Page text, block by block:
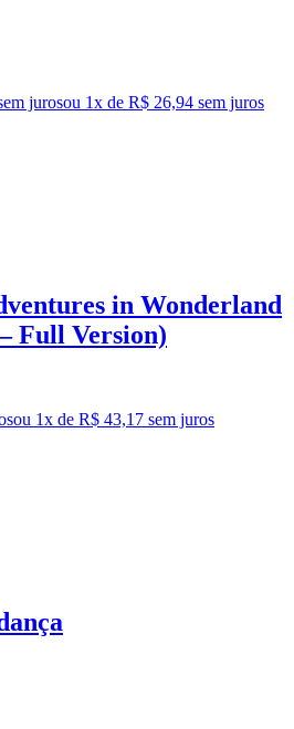
jurosou 1x de R$ 26,94 sem juros
in Wonderland
Full Version)
ou 1x de R$ 43,17 sem juros